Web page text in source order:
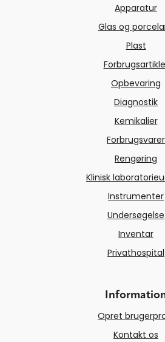
Apparatur
Glas og
Plast
Opbevaring
Diagnostik
Kemikalier
Forbrugsvarer
Rengøring
Klinisk
Instrumenter
Undersøgelse
Inventar
Privathospital
Opret
Kontakt os